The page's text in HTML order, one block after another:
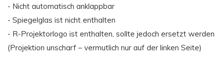
- Nicht automatisch anklappbar
- Spiegelglas ist nicht enthalten
- R-Projektorlogo ist enthalten, sollte jedoch ersetzt werden
(Projektion unscharf – vermutlich nur auf der linken Seite)